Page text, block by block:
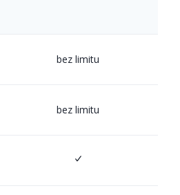
bez limitu
bez limitu